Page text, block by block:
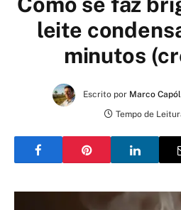
leite
minutos
Escrito por Marco
Tempo de